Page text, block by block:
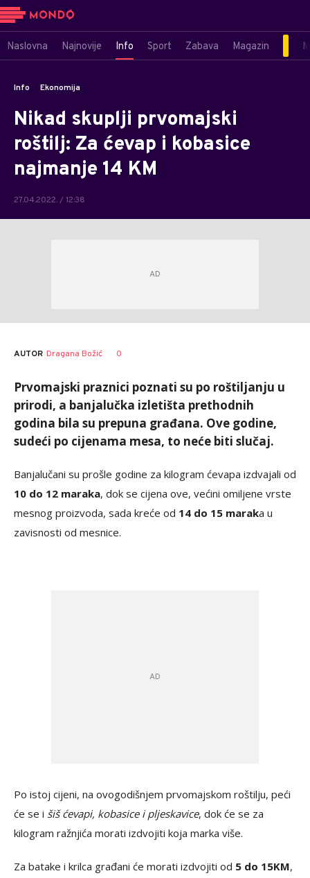
Naslovna Najnovije Info Sport Zabava Magazin
Info Ekonomija
Nikad skuplji prvomajski
roštilj: Za ćevap i kobasice
najmanje 14 KM
27.04.2022. / 12:38
AUTOR Dragana Božić 0
Prvomajski praznici poznati su po roštiljanju u
prirodi, a banjalučka izletišta prethodnih
godina bila su prepuna građana. Ove godine,
sudeći po cijenama mesa, to neće biti slučaj.
Banjalučani su prošle godine za kilogram ćevapa izdvajali od
10 do 12 maraka, dok se cijena ove, većini omiljene vrste
mesnog proizvoda, sada kreće od 14 do 15 maraka u
zavisnosti od mesnice.
Po istoj cijeni, na ovogodišnjem prvomajskom roštilju, peći
će se i šiš ćevapi, kobasice i pljeskavice, dok će se za
kilogram ražnjića morati izdvojiti koja marka više.
Za batake i krilca građani će morati izdvojiti od 5 do 15KM,